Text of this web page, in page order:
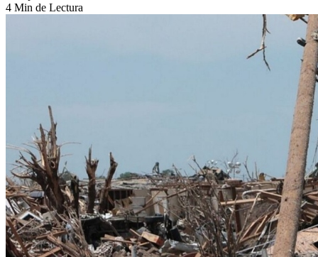
4 Min de Lectura